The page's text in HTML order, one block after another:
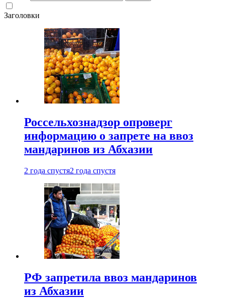
Заголовки
Россельхознадзор опроверг
информацию о запрете на ввоз
мандаринов из Абхазии
2 года спустя2 года спустя
РФ запретила ввоз мандаринов
из Абхазии